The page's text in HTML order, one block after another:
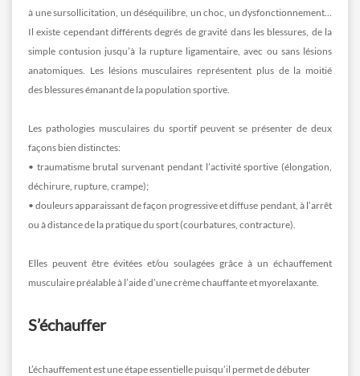
à une sursollicitation, un déséquilibre, un choc, un dysfonctionnement…
Il existe cependant différents degrés de gravité dans les blessures, de la
simple contusion jusqu’à la rupture ligamentaire, avec ou sans lésions
anatomiques. Les lésions musculaires représentent plus de la moitié
des blessures émanant de la population sportive.
Les pathologies musculaires du sportif peuvent se présenter de deux
façons bien distinctes:
• traumatisme brutal survenant pendant l’activité sportive (élongation,
déchirure, rupture, crampe);
• douleurs apparaissant de façon progressive et diffuse pendant, à l’arrêt
ou à distance de la pratique du sport (courbatures, contracture).
Elles peuvent être évitées et/ou soulagées grâce à un échauffement
musculaire préalable à l’aide d’une crème chauffante et myorelaxante.
S’échauffer
L’échauffement est une étape essentielle puisqu’il permet de débuter